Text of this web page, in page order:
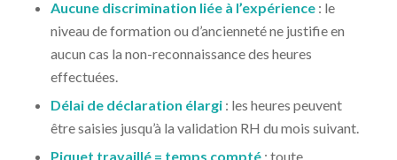
Aucune discrimination liée à l’expérience: le
niveau de formation ou d’ancienneté ne justifie en
aucun cas la non-reconnaissance des heures
effectuées.
Délai de déclaration élargi: les heures peuvent
être saisies jusqu’à la validation RH du mois suivant.
Piquet travaillé = temps compté: toute